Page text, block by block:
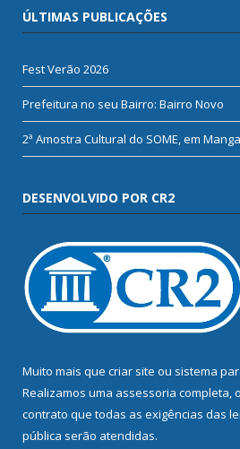
ÚLTIMAS PUBLICAÇÕES
Fest Verão 2026
Prefeitura no seu Bairro: Bairro Novo
2ª Amostra Cultural do SOME, em
DESENVOLVIDO POR CR2
Muito mais que criar site ou sistema
Realizamos uma assessoria completa,
contrato que todas as exigências das
pública serão atendidas.